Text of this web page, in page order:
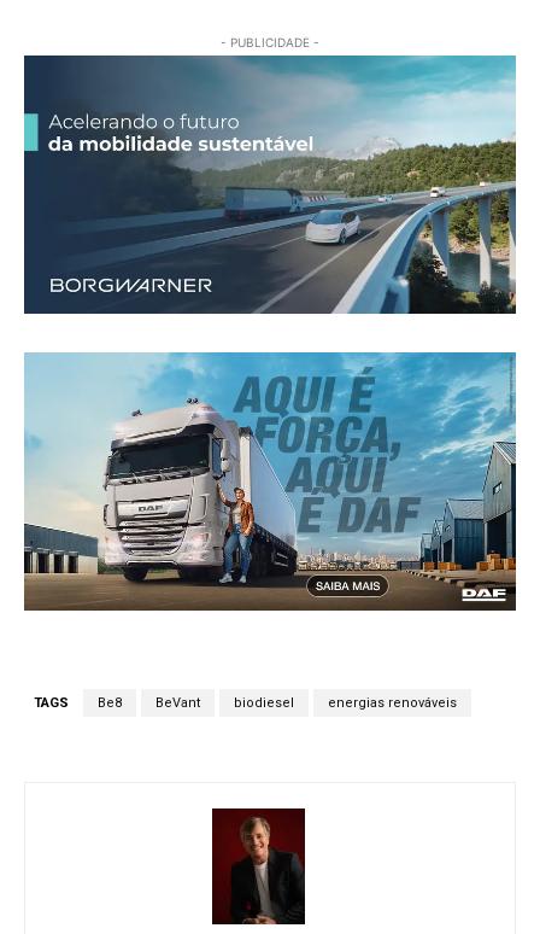
- PUBLICIDADE -
TAGS Be8 BeVant biodiesel energias renováveis